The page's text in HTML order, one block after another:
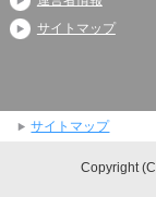
サイトマップ
サイトマップ
Copyright